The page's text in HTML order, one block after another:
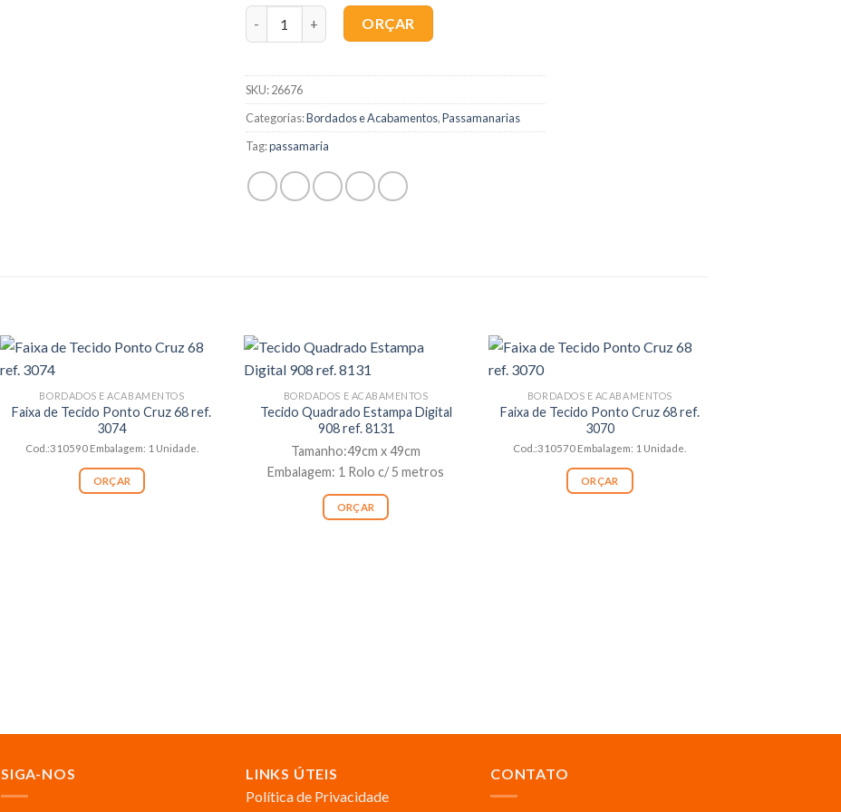
ORÇAR
SKU:26676
Categorias:Bordados e Acabamentos,Passamanarias
Tag:passamaria
BORDADOS E ACABAMENTOS
Faixa de Tecido Ponto Cruz 68 ref.
3074
Cod.:310590 Embalagem: 1 Unidade.
ORÇAR
BORDADOS E ACABAMENTOS
Tecido Quadrado Estampa Digital
908 ref. 8131
Tamanho:49cm x 49cm
Embalagem: 1 Rolo c/ 5 metros
ORÇAR
BORDADOS E ACABAMENTOS
Faixa de Tecido Ponto Cruz 68 ref.
3070
Cod.:310570 Embalagem: 1 Unidade.
ORÇAR
SIGA-NOS
LINKS ÚTEIS
Política de Privacidade
CONTATO